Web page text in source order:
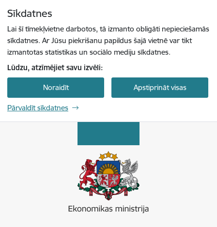
Sīkdatnes
Lai šī tīmekļvietne darbotos, tā izmanto obligāti nepieciešamās
sīkdatnes. Ar Jūsu piekrišanu papildus šajā vietnē var tikt
izmantotas statistikas un sociālo mediju sīkdatnes.
Lūdzu, atzīmējiet savu izvēli:
Noraidīt Apstiprināt visas
Pārvaldīt sīkdatnes